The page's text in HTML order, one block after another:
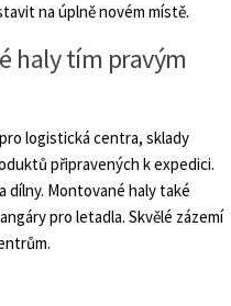
na úplně novém místě.
haly tím pravým
logistická centra, sklady
připravených k expedici.
dílny. Montované haly také
pro letadla. Skvělé zázemí